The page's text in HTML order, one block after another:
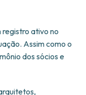
registro ativo no
Assim como o
dos sócios e